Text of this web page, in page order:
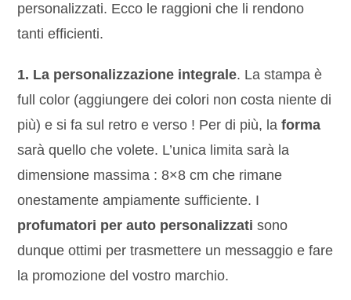
personalizzati. Ecco le raggioni che li rendono
tanti efficienti.
1. La personalizzazione integrale. La stampa è
full color (aggiungere dei colori non costa niente di
più) e si fa sul retro e verso ! Per di più, laforma
sarà quello che volete. L’unica limita sarà la
dimensione massima : 8×8 cm che rimane
onestamente ampiamente sufficiente. I
profumatori per auto personalizzati sono
dunque ottimi per trasmettere un messaggio e fare
la promozione del vostro marchio.